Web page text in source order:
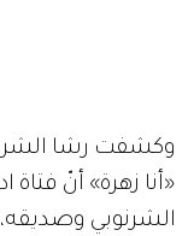
وكشفت رشا
«أنا زهرة» أنّ
الشرنوبي